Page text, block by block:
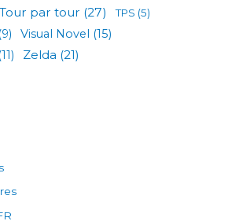
Tour par tour (27) TPS (5)
(9) Visual Novel (15)
(11) Zelda (21)